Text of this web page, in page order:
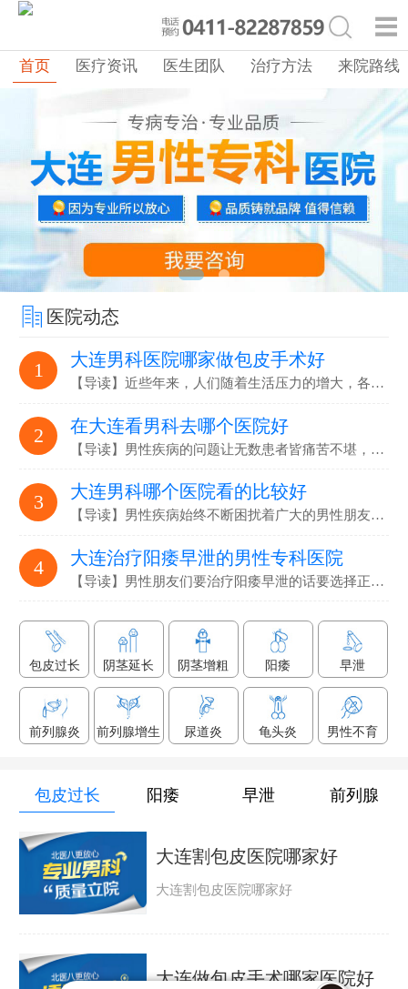
首页 医疗资讯 医生团队 治疗方法 来院路线
医院动态
1 大连男科医院哪家做包皮手术好
【导读】近些年来，人们随着生活压力的增大，各…
2 在大连看男科去哪个医院好
【导读】男性疾病的问题让无数患者皆痛苦不堪，要选…
3 大连男科哪个医院看的比较好
【导读】男性疾病始终不断困扰着广大的男性朋友们，解决男性疾病…
4 大连治疗阳痿早泄的男性专科医院
【导读】男性朋友们要治疗阳痿早泄的话要选择正规专业的男科医院…
包皮过长 阴茎延长 阴茎增粗 阳痿 早泄
前列腺炎 前列腺增生 尿道炎 龟头炎 男性不育
包皮过长 阳痿 早泄 前列腺
大连割包皮医院哪家好
大连割包皮医院哪家好
大连做包皮手术哪家医院好